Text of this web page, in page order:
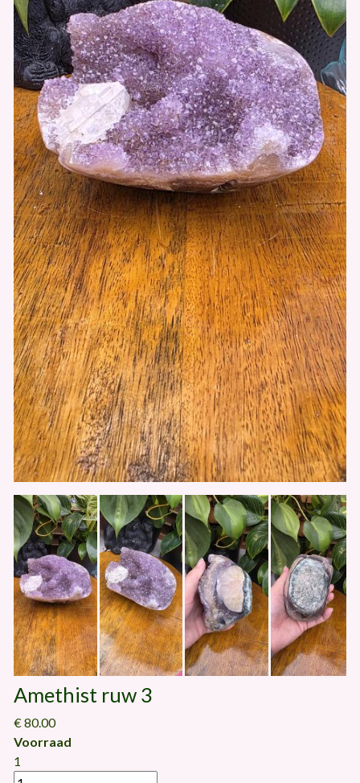
Amethist ruw 3
€ 80.00
Voorraad
1